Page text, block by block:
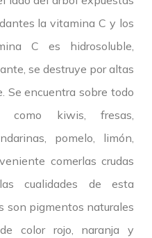
la vitamina C y los
C es hidrosoluble,
se destruye por altas
Se encuentra sobre todo
kiwis, fresas,
pomelo, limón,
comerlas crudas
cualidades de esta
son pigmentos naturales
color rojo, naranja y